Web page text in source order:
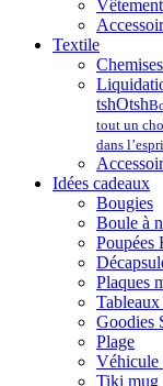
Textile
tshOtsh
tout un
dans
Idées cadeaux
Bougies
Boule à
Poupées
Plaques
Goodies
Plage
Tiki mug